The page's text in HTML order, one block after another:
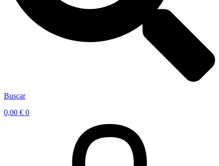
Buscar
0,00 € 0